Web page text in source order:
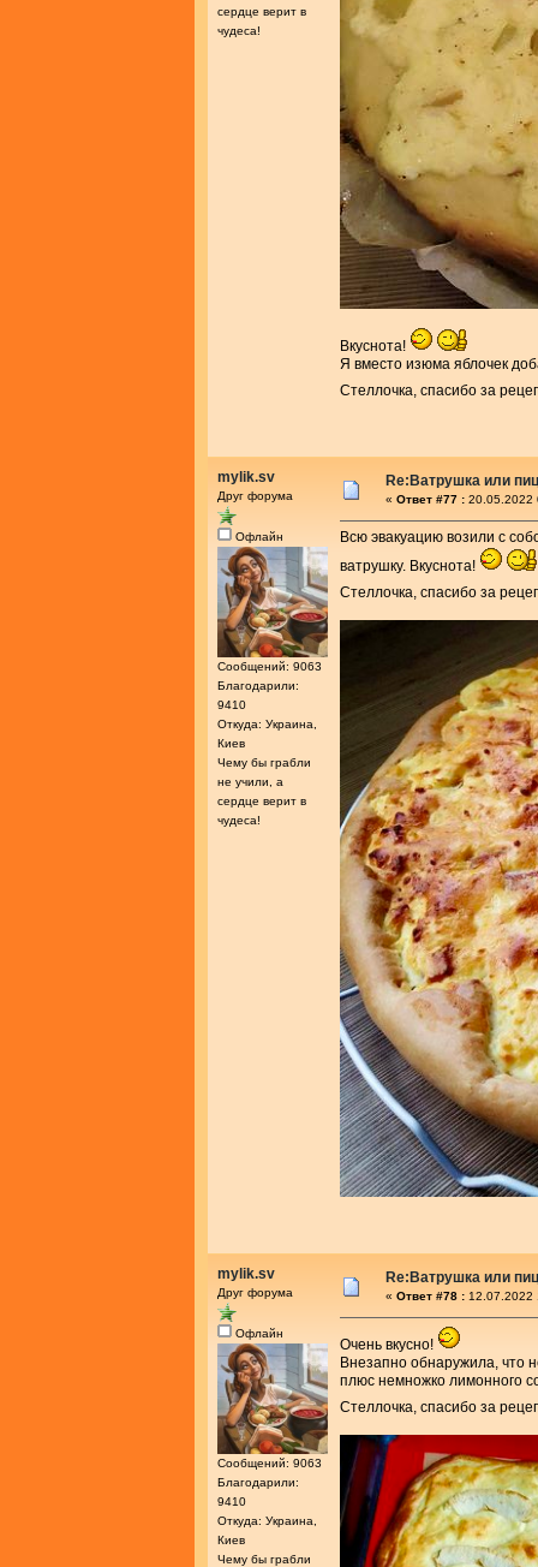
сердце верит в
чудеса!
Вкуснота!
Я вместо изюма яблочек
Стеллочка, спасибо за
mylik.sv
Друг форума
Офлайн
Сообщений: 9063
Благодарили:
9410
Откуда: Украина,
Киев
Чему бы грабли
не учили, а
сердце верит в
чудеса!
Re:Ватрушка или
« Ответ #77 : 20.05.2022
Всю эвакуацию возили с
ватрушку. Вкуснота!
Стеллочка, спасибо за
mylik.sv
Друг форума
Офлайн
Сообщений: 9063
Благодарили:
9410
Откуда: Украина,
Киев
Чему бы грабли
Re:Ватрушка или
« Ответ #78 : 12.07.2022
Очень вкусно!
Внезапно обнаружила, что
плюс немножко лимонного
Стеллочка, спасибо за